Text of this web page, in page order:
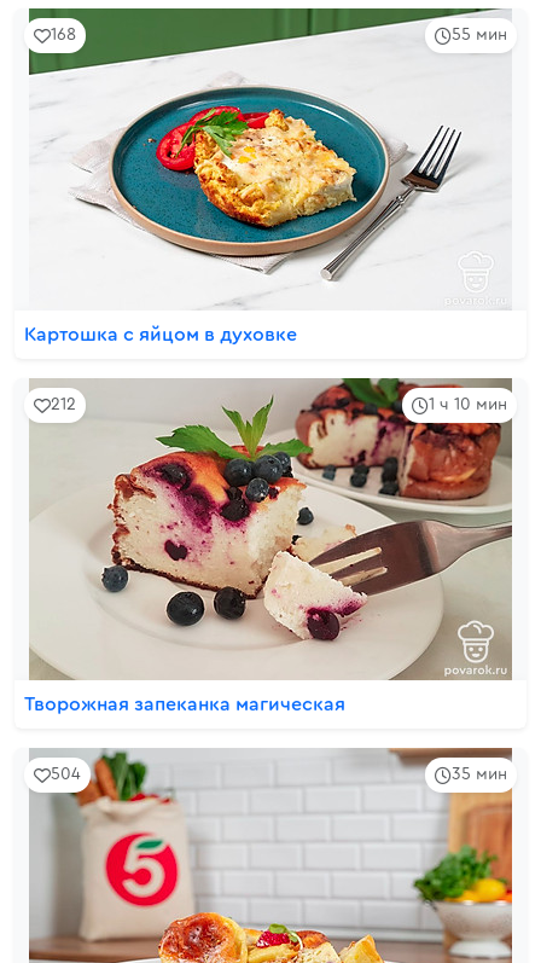
55 мин
168
Картошка с яйцом в духовке
1 ч 10 мин
212
Творожная запеканка магическая
35 мин
504